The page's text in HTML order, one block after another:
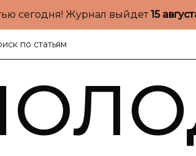
сегодня! Журнал выйдет15